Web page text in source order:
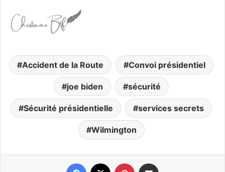
Accident de la Route Convoi présidentiel
joe biden sécurité
Sécurité présidentielle services secrets
Wilmington